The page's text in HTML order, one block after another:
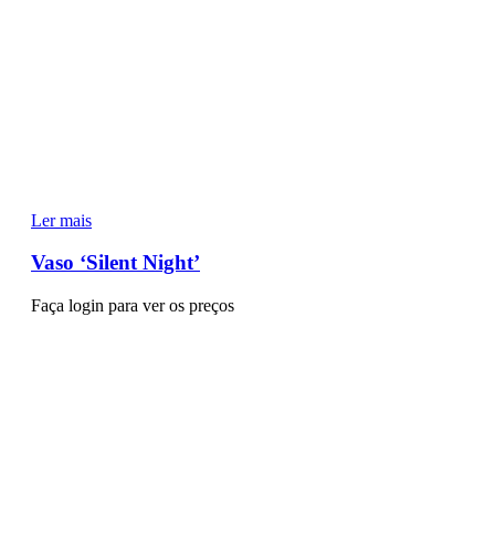
Ler mais
Vaso ‘Silent Night’
Faça login para ver os preços